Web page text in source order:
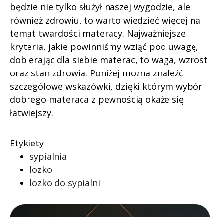
będzie nie tylko służył naszej wygodzie, ale
również zdrowiu, to warto wiedzieć więcej na
temat twardości materacy. Najważniejsze
kryteria, jakie powinniśmy wziąć pod uwagę,
dobierając dla siebie materac, to waga, wzrost
oraz stan zdrowia. Poniżej można znaleźć
szczegółowe wskazówki, dzięki którym wybór
dobrego materaca z pewnością okaże się
łatwiejszy.
Etykiety
sypialnia
lozko
lozko do sypialni